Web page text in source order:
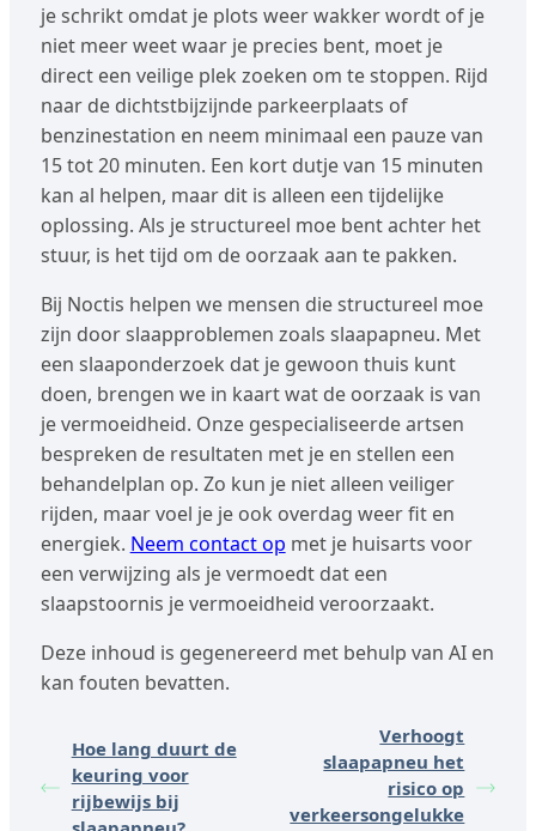
je schrikt omdat je plots weer wakker wordt of je
niet meer weet waar je precies bent, moet je
direct een veilige plek zoeken om te stoppen. Rijd
naar de dichtstbijzijnde parkeerplaats of
benzinestation en neem minimaal een pauze van
15 tot 20 minuten. Een kort dutje van 15 minuten
kan al helpen, maar dit is alleen een tijdelijke
oplossing. Als je structureel moe bent achter het
stuur, is het tijd om de oorzaak aan te pakken.
Bij Noctis helpen we mensen die structureel moe
zijn door slaapproblemen zoals slaapapneu. Met
een slaaponderzoek dat je gewoon thuis kunt
doen, brengen we in kaart wat de oorzaak is van
je vermoeidheid. Onze gespecialiseerde artsen
bespreken de resultaten met je en stellen een
behandelplan op. Zo kun je niet alleen veiliger
rijden, maar voel je je ook overdag weer fit en
energiek. Neem contact op met je huisarts voor
een verwijzing als je vermoedt dat een
slaapstoornis je vermoeidheid veroorzaakt.
Deze inhoud is gegenereerd met behulp van AI en
kan fouten bevatten.
Hoe lang duurt de
keuring voor
rijbewijs bij
Verhoogt
slaapapneu het
risico op
verkeersongelukke